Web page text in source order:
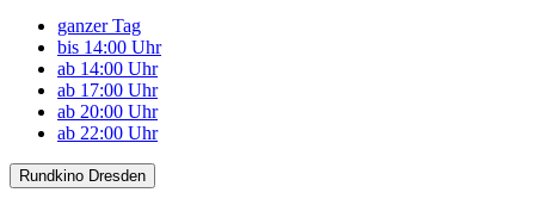
ganzer Tag
bis 14:00 Uhr
ab 14:00 Uhr
ab 17:00 Uhr
ab 20:00 Uhr
ab 22:00 Uhr
Rundkino Dresden